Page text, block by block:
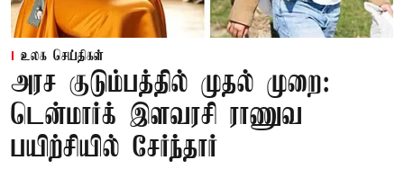
உலக செய்திகள்
அரச குடும்பத்தில் முதல் முறை:
டென்மார்க் இளவரசி ராணுவ
பயிற்சியில் சேர்ந்தார்